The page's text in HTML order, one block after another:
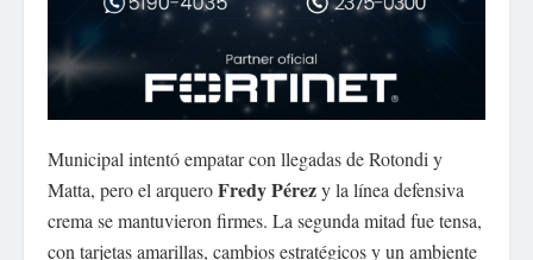
Municipal intentó empatar con llegadas de Rotondi y
Matta, pero el arqueroFredy Pérezy la línea defensiva
crema se mantuvieron firmes. La segunda mitad fue tensa,
con tarjetas amarillas, cambios estratégicos y un ambiente